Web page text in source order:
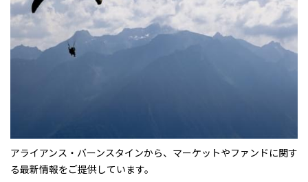
アライアンス・バーンスタインから、マーケットやファンドに関す
る最新情報をご提供しています。